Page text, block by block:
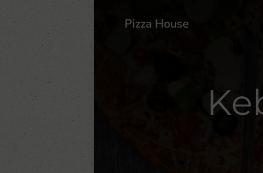
Pizza House